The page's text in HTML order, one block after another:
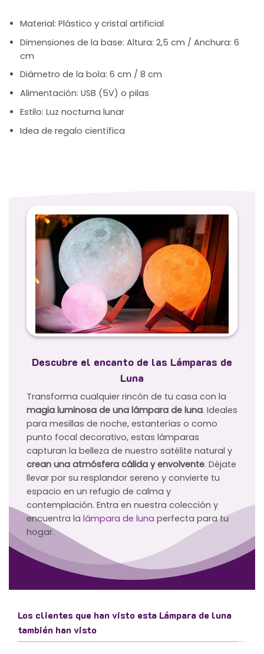
Material: Plástico y cristal artificial
Dimensiones de la base: Altura: 2,5 cm / Anchura: 6
cm
Diámetro de la bola: 6 cm / 8 cm
Alimentación: USB (5V) o pilas
Estilo: Luz nocturna lunar
Idea de regalo científica
Descubre el encanto de las Lámparas de
Luna
Transforma cualquier rincón de tu casa con la
magia luminosa de una lámpara de luna. Ideales
para mesillas de noche, estanterías o como
punto focal decorativo, estas lámparas
capturan la belleza de nuestro satélite natural y
crean una atmósfera cálida y envolvente. Déjate
llevar por su resplandor sereno y convierte tu
espacio en un refugio de calma y
contemplación. Entra en nuestra colección y
encuentra la lámpara de luna perfecta para tu
hogar.
Los clientes que han visto esta Lámpara de luna
también han visto